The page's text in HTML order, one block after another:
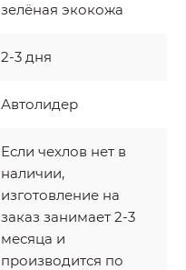
зелёная экокожа
2-3 дня
Автолидер
Если чехлов нет в
наличии,
изготовление на
заказ занимает 2-3
месяца и
производится по